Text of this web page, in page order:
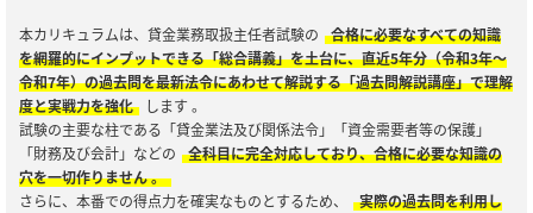
本カリキュラムは、貸金業務取扱主任者試験の
合格に必要なすべての知識
を網羅的にインプットできる「総合講義」を土台に、直近5年分（令和3年～
令和7年）の過去問を最新法令にあわせて解説する「過去問解説講座」で理解
度と実戦力を強化
します 。
試験の主要な柱である「貸金業法及び関係法令」「資金需要者等の保護」
「財務及び会計」などの
全科目に完全対応しており、合格に必要な知識の
穴を一切作りません 。
さらに、本番での得点力を確実なものとするため、
実際の過去問を利用し